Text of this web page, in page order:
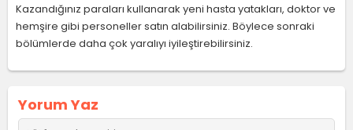
Kazandığınız paraları kullanarak yeni hasta yatakları, doktor ve
hemşire gibi personeller satın alabilirsiniz. Böylece sonraki
bölümlerde daha çok yaralıyı iyileştirebilirsiniz.
Yorum Yaz